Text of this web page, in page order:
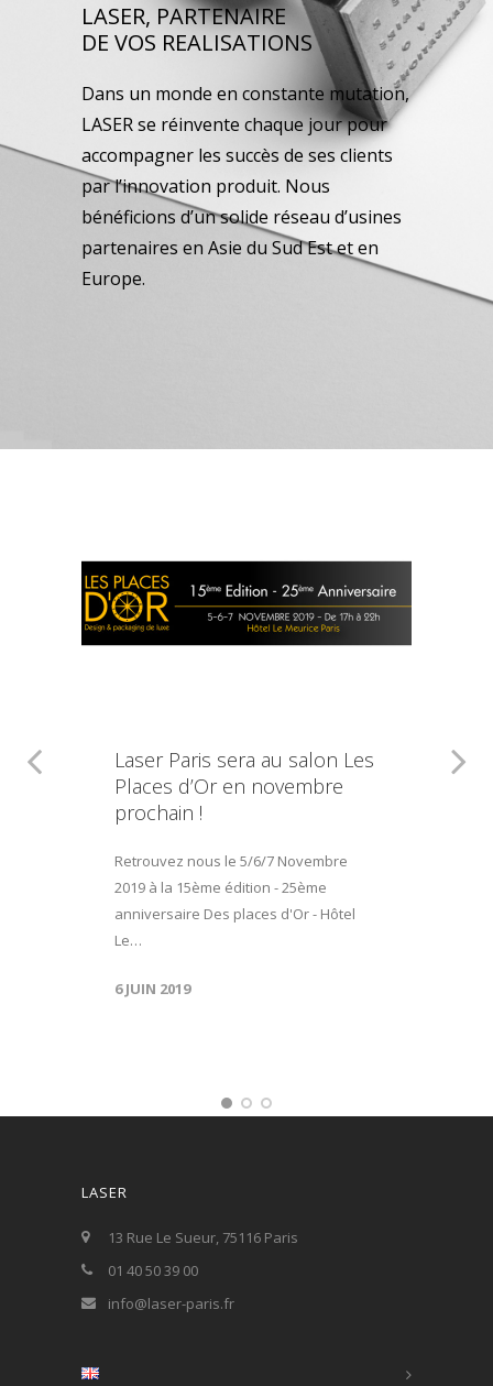
LASER, PARTENAIRE
DE VOS REALISATIONS
Dans un monde en constante mutation,
LASER se réinvente chaque jour pour
accompagner les succès de ses clients
par l’innovation produit. Nous
bénéficions d’un solide réseau d’usines
partenaires en Asie du Sud Est et en
Europe.
Laser Paris sera au salon Les
Places d’Or en novembre
prochain !
Retrouvez nous le 5/6/7 Novembre
2019 à la 15ème édition - 25ème
anniversaire Des places d'Or - Hôtel
Le…
6 JUIN 2019
LASER
13 Rue Le Sueur, 75116 Paris
01 40 50 39 00
info@laser-paris.fr